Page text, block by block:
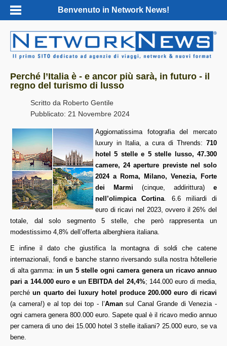
Benvenuto in Network News!
Perché l’Italia è - e ancor più sarà, in futuro - il
regno del turismo di lusso
Scritto da Roberto Gentile
Pubblicato: 21 Novembre 2024
Aggiornatissima fotografia del mercato
luxury in Italia, a cura di Thrends: 710
hotel 5 stelle e 5 stelle lusso, 47.300
camere, 24 aperture previste nel solo
2024 a Roma, Milano, Venezia, Forte
dei Marmi (cinque, addirittura) e
nell’olimpica Cortina. 6.6 miliardi di
euro di ricavi nel 2023, ovvero il 26% del
totale, dal solo segmento 5 stelle, che però rappresenta un
modestissimo 4,8% dell’offerta alberghiera italiana.
E infine il dato che giustifica la montagna di soldi che catene
internazionali, fondi e banche stanno riversando sulla nostra hôtellerie
di alta gamma: in un 5 stelle ogni camera genera un ricavo annuo
pari a 144.000 euro e un EBITDA del 24,4%; 144.000 euro di media,
perchéun quarto dei luxury hotel produce 200.000 euro di ricavi
(a camera!) e al top dei top - l’Amansul Canal Grande di Venezia -
ogni camera genera 800.000 euro. Sapete qual è il ricavo medio annuo
per camera di uno dei 15.000 hotel 3 stelle italiani? 25.000 euro, se va
bene.